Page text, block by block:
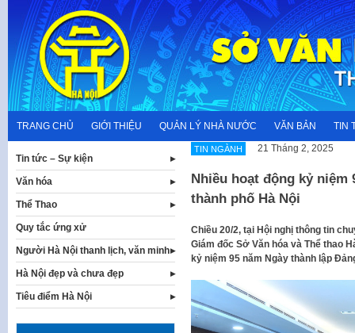
content
TRANG CHỦ GIỚI THIỆU QUẢN LÝ NHÀ NƯỚC VĂN BẢN TIN
TIN NGÀNH 21 Tháng 2, 2025
Nhiều hoạt động kỷ niệm
thành phố Hà Nội
Chiều 20/2, tại Hội nghị thông tin
Giám đốc Sở Văn hóa và Thể thao
kỷ niệm 95 năm Ngày thành lập
Tin tức – Sự kiện
Văn hóa
Thể Thao
Quy tắc ứng xử
Người Hà Nội thanh lịch, văn minh
Hà Nội đẹp và chưa đẹp
Tiêu điểm Hà Nội